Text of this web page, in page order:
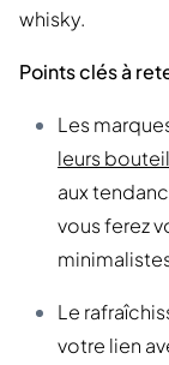
whisky.
Points clés à
Les
leurs
aux
vous ferez
Le
votre lien